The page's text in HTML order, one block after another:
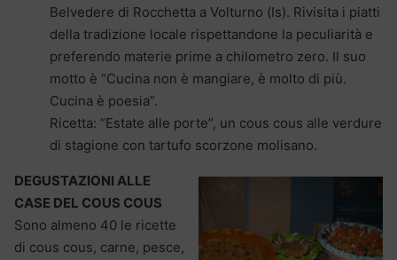
Belvedere di Rocchetta a Volturno (Is). Rivisita i piatti
della tradizione locale rispettandone la peculiarità e
preferendo materie prime a chilometro zero. Il suo
motto è “Cucina non è mangiare, è molto di più.
Cucina è poesia”.
Ricetta: “Estate alle porte”, un cous cous alle verdure
di stagione con tartufo scorzone molisano.
DEGUSTAZIONI ALLE
CASE DEL COUS COUS
Sono almeno 40 le ricette
di cous cous, carne, pesce,